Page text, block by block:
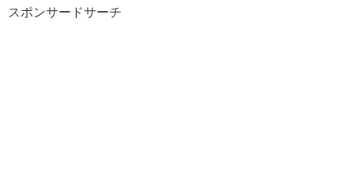
スポンサードサーチ